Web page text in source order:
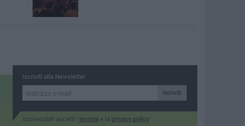
Iscriviti alla Newsletter
Iscriviti
Iscrivendoti accetti i termini e la privacy policy